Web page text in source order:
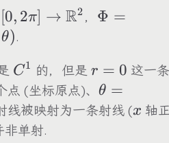
[0, 2π] → R2 ， Φ =
θ).
C^1
C1 的，但是 r=0
r = 0 这一
(坐标原点)、 θ =
线被映射为一条射线 (x
x 轴
非单射.